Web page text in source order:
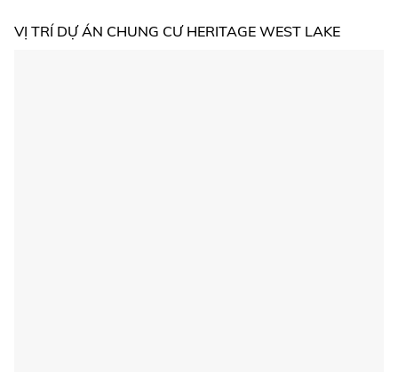
VỊ TRÍ DỰ ÁN CHUNG CƯ HERITAGE WEST LAKE